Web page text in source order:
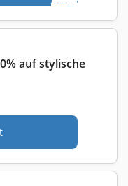
auf stylische